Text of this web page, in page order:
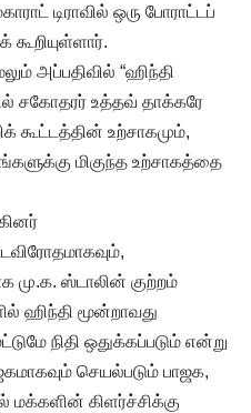
டிராவில் ஒரு போராட்டப்
கூறியுள்ளார்.
அப்பதிவில் “ஹிந்தி
சகோதரர் உத்தவ் தாக்கரே
கூட்டத்தின் உற்சாகமும்,
மிகுந்த உற்சாகத்தை
மு.க. ஸ்டாலின் குற்றம்
ஹிந்தி மூன்றாவது
நிதி ஒதுக்கப்படும் என்று
செயல்படும் பாஜக,
மக்களின் கிளர்ச்சிக்கு